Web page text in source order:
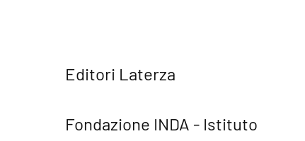
Editori Laterza
Fondazione INDA - Istituto